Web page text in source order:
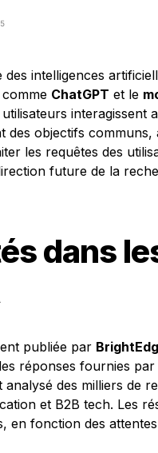
des intelligences
ChatGPT et le
interagissent
des objectifs
les requêtes des
future de la
dans
publiée par
réponses fournies par
des milliers de
et B2B tech. Les
en fonction des attentes